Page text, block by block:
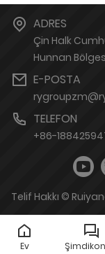
ADRES
Çin Halk
Hunnan
E-POSTA
TELEFON
+86-
Telif Hakkı ©
Ev